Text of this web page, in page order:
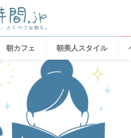
朝カフェ 朝美人スタイル